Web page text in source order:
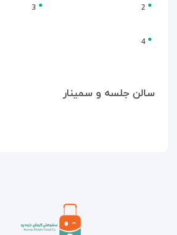
2
3
4
سالن جلسه و سمینار